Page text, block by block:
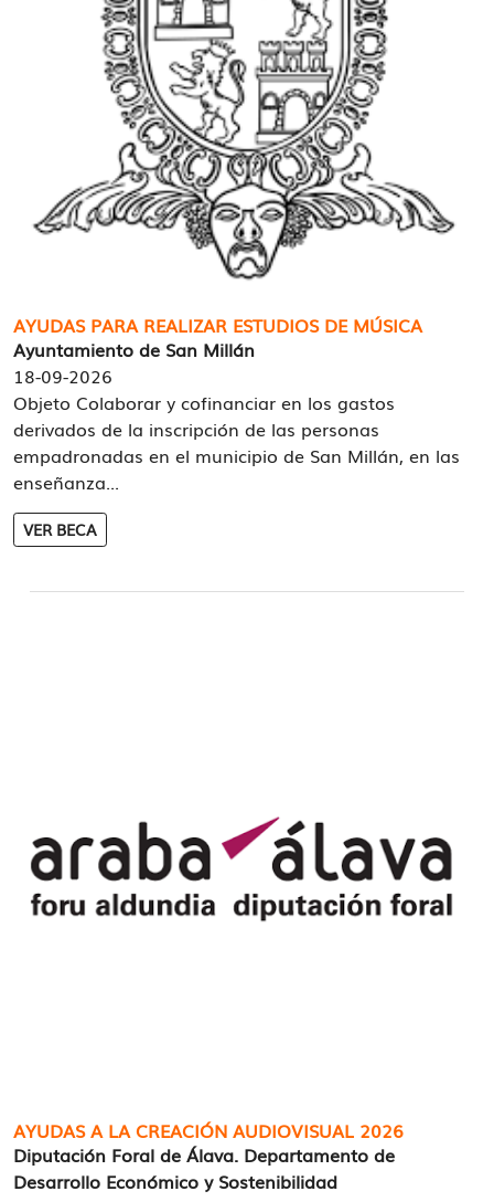
AYUDAS PARA REALIZAR ESTUDIOS DE MÚSICA
Ayuntamiento de San Millán
18-09-2026
Objeto Colaborar y cofinanciar en los gastos
derivados de la inscripción de las personas
empadronadas en el municipio de San Millán, en las
enseñanza...
VER BECA
AYUDAS A LA CREACIÓN AUDIOVISUAL 2026
Diputación Foral de Álava. Departamento de
Desarrollo Económico y Sostenibilidad